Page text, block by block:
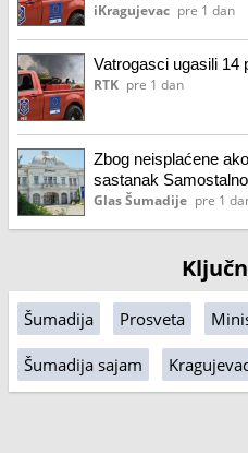
iKragujevac pre 1 dan
Vatrogasci ugasili 14
RTK pre 1 dan
Zbog neisplaćene
sastanak
Zastava oružju o
Glas Šumadije pre 1
Šumadija Prosveta
Šumadija sajam